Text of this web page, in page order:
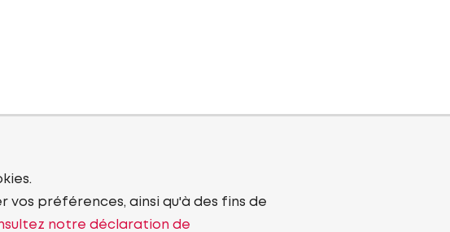
vos préférences, ainsi qu'à des fins de
notre déclaration de